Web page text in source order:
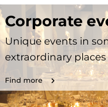
Corporate
Unique events in
extraordinary
Find more